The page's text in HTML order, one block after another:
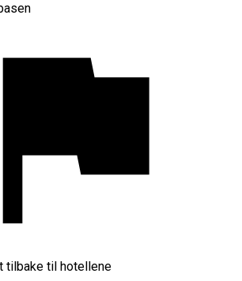
tilbake til hotellene